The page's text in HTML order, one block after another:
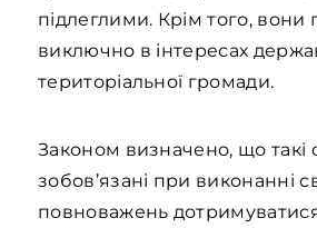
підлеглими. Крім того, вони
виключно в інтересах
територіальної громади.
Законом визначено, що такі
зобов’язані при виконанні
повноважень